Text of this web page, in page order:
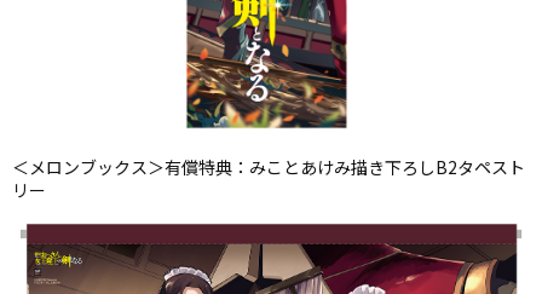
＜メロンブックス＞有償特典：みことあけみ描き下ろしB2タペスト
リー